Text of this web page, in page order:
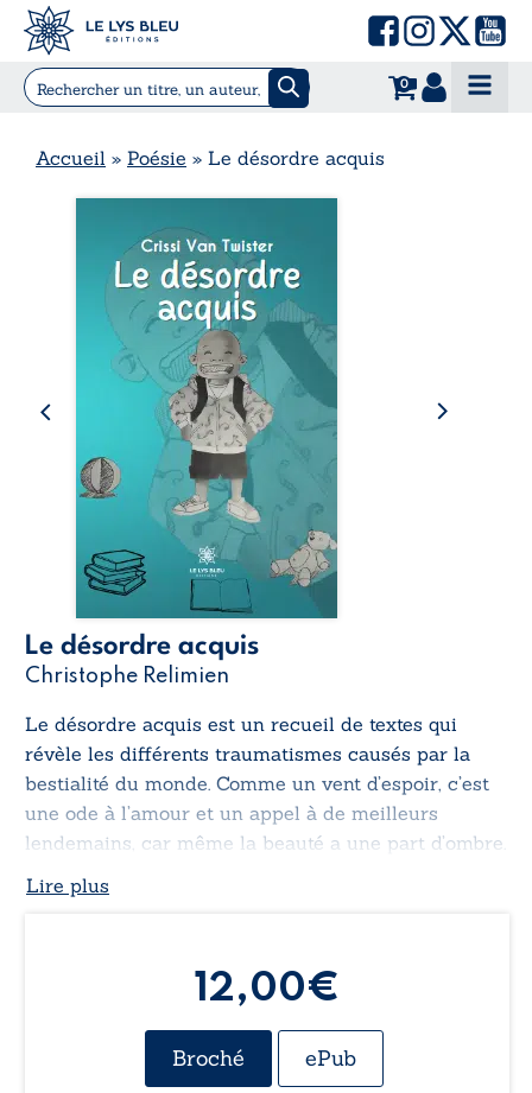
0
Accueil » Poésie » Le désordre acquis
Le désordre acquis
Christophe Relimien
Le désordre acquis est un recueil de textes qui
révèle les différents traumatismes causés par la
bestialité du monde. Comme un vent d’espoir, c’est
une ode à l’amour et un appel à de meilleurs
lendemains, car même la beauté a une part d’ombre.
Lire plus
12,00€
Broché ePub